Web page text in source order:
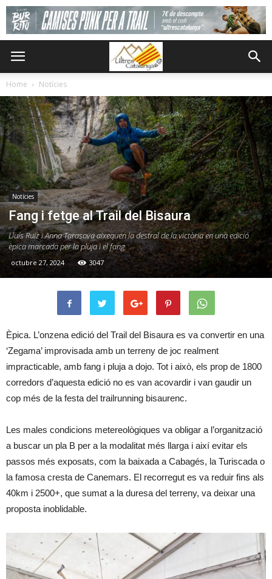
Home Notícies
Notícies
Fang i fetge al Trail del Bisaura
Lluís Ruiz i Anna Tarasova aixequen la destral de la victòria en una edició
èpica marcada per la pluja i el fang
octubre 27, 2024 3047
Èpica. L’onzena edició del Trail del Bisaura es va convertir en una
‘Zegama’ improvisada amb un terreny de joc realment
impracticable, amb fang i pluja a dojo. Tot i això, els prop de 1800
corredors d’aquesta edició no es van acovardir i van gaudir un
cop més de la festa del trailrunning bisaurenc.
Les males condicions metereològiques va obligar a l’organització
a buscar un pla B per a la modalitat més llarga i així evitar els
passos més exposats, com la baixada a Cabagés, la Turiscada o
la famosa cresta de Canemars. El recorregut es va reduir fins als
40km i 2500+, que sumat a la duresa del terreny, va deixar una
proposta inoblidable.